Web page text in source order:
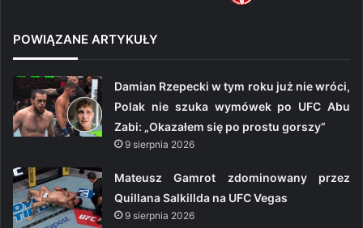
POWIĄZANE ARTYKUŁY
Damian Rzepecki w tym roku już nie wróci,
Polak nie szuka wymówek po UFC Abu
Zabi: „Okazałem się po prostu gorszy”
9 sierpnia 2026
Mateusz Gamrot zdominowany przez
Quillana Salkillda na UFC Vegas
9 sierpnia 2026